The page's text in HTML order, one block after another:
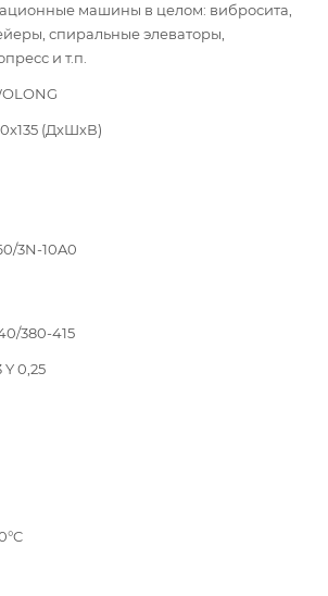
машины в целом: вибросита,
спиральные элеваторы,
и т.п.
(ДхШхВ)
3N-10A0
380-415
0,25